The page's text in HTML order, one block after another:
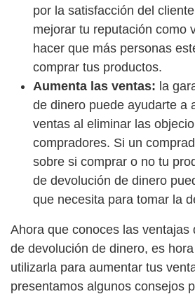
por la satisfacción del
mejorar tu reputación como
hacer que más personas
comprar tus productos.
Aumenta las ventas: la
de dinero puede ayudarte a
ventas al eliminar las
compradores. Si un
sobre si comprar o no tu
de devolución de dinero
que necesita para tomar la
Ahora que conoces las ventajas
de devolución de dinero, es
utilizarla para aumentar tus
presentamos algunos consejos